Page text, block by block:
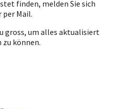
finden, melden Sie sich
Mail.
gross, um alles aktualisiert
können.